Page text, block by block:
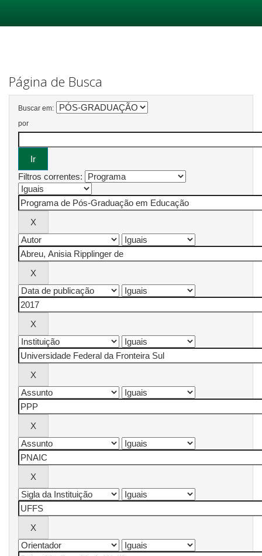
Página de Busca
Buscar em:
por
Filtros correntes: